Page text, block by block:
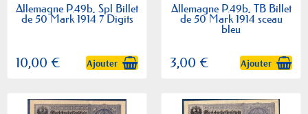
Allemagne P.49b, Spl Billet
de 50 Mark 1914 7 Digits
10,00 € Ajouter
Allemagne P.49b, TB Billet
de 50 Mark 1914 sceau
bleu
3,00 € Ajouter